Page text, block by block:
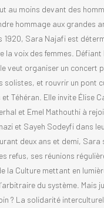
au moins devant des
hommage aux grandes
1920, Sara Najafi est
la voix des femmes. Défiant
veut organiser un concert
solistes, et rouvrir un pont
Téhéran. Elle invite Élise
et Emel Mathouthi à
et Sayeh Sodeyfi dans
deux ans et demi, Sara
refus, ses réunions
la Culture mettant en
du système. Mais
? La solidarité